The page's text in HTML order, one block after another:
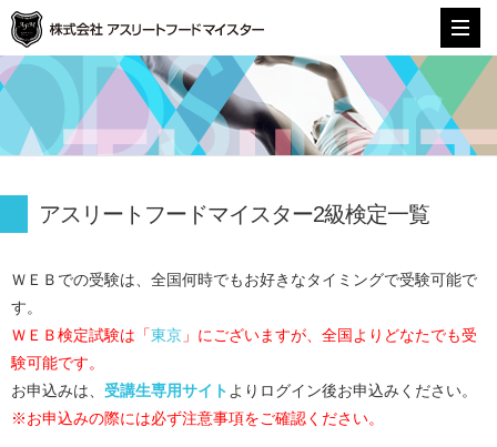
アスリートフードマイスター2級検定一覧
ＷＥＢでの受験は、全国何時でもお好きなタイミングで受験可能で
す。
ＷＥＢ検定試験は「東京 」にございますが、全国よりどなたでも受
験可能です。
お申込みは、 受講生専用サイト よりログイン後お申込みください。
※お申込みの際には必ず注意事項をご確認ください。